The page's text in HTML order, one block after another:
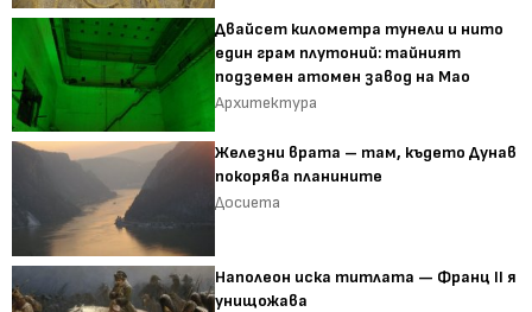
Двайсет километра тунели и нито
един грам плутоний: тайният
подземен атомен завод на Мао
Архитектура
Железни врата – там, където Дунав
покорява планините
Досиета
Наполеон иска титлата — Франц II я
унищожава